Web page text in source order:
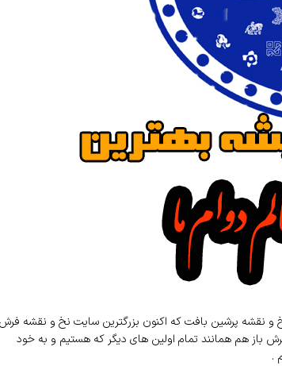
و نقشه پرشین بافت که اکنون بزرگترین سایت نخ و نقشه
باز هم همانند تمام اولین های دیگر که هستیم و به خود
.